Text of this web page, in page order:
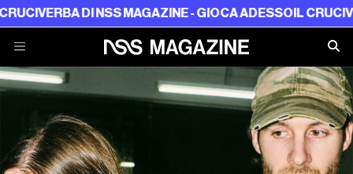
DI NSS MAGAZINE - GIOCA ADESSOIL CRUCIVERBA DI